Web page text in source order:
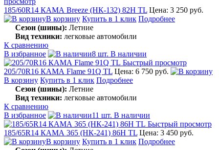
185/60R14 КАМА Breeze (НК-132) 82H TL Цена: 3 250 руб.
В корзину Купить в 1 клик Подробнее
Сезон (шины): Летние
Вид техники: легковые автомобили
К сравнению
В избранное
8 шт. В наличии
Быстрый просмотр
205/70R16 КАМА Flame 91Q TL Цена: 6 750 руб.
В корзину Купить в 1 клик Подробнее
Сезон (шины): Летние
Вид техники: легковые автомобили
К сравнению
В избранное
11 шт. В наличии
Быстрый просмотр
185/65R14 КАМА 365 (НК-241) 86H TL Цена: 3 450 руб.
В корзину Купить в 1 клик Подробнее